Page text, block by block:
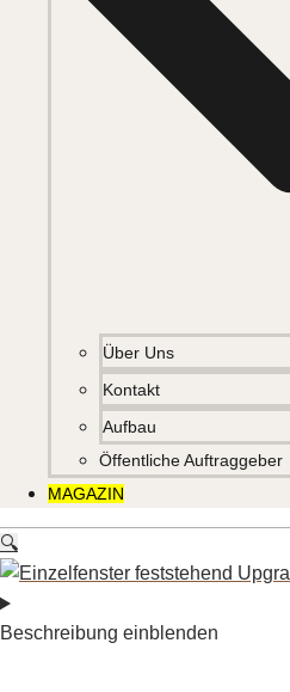
Über Uns
Kontakt
Aufbau
Öffentliche Auftraggeber
MAGAZIN
🔍
Beschreibung einblenden